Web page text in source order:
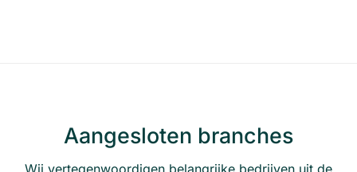
Aangesloten branches